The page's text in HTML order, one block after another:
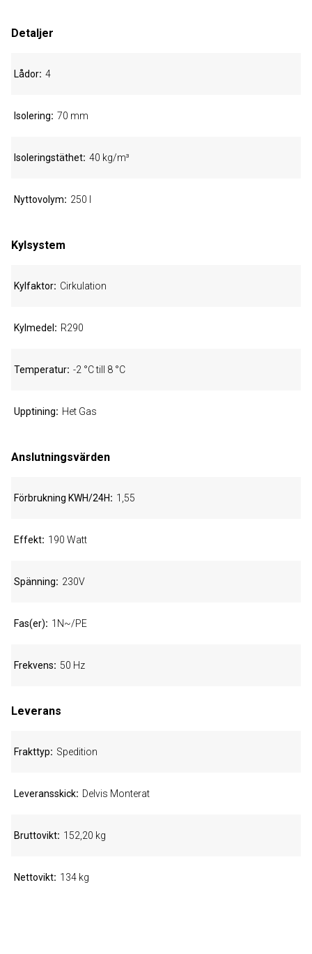
Detaljer
Lådor 4
Isolering 70 mm
Isoleringstäthet 40 kg/m³
Nyttovolym 250 l
Kylsystem
Kylfaktor Cirkulation
Kylmedel R290
Temperatur -2 °C till 8 °C
Upptining Het Gas
Anslutningsvärden
Förbrukning KWH/24H 1,55
Effekt 190 Watt
Spänning 230V
Fas(er) 1N~/PE
Frekvens 50 Hz
Leverans
Frakttyp Spedition
Leveransskick Delvis Monterat
Bruttovikt 152,20 kg
Nettovikt 134 kg